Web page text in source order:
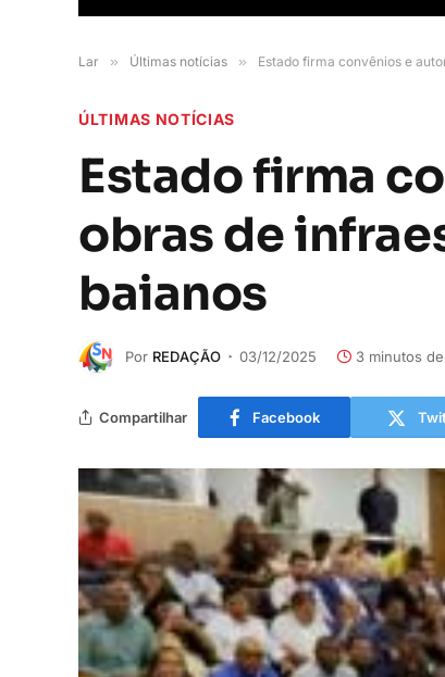
Lar » Últimas notícias » Estado firma convênios e
ÚLTIMAS NOTÍCIAS
Estado firma
obras de
baianos
Por REDAÇÃO 03/12/2025 3 minutos
Compartilhar Facebook